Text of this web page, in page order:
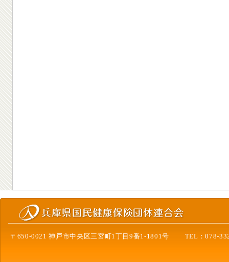
〒650-0021 神戸市中央区三宮町1丁目9番1-1801号 TEL：078-